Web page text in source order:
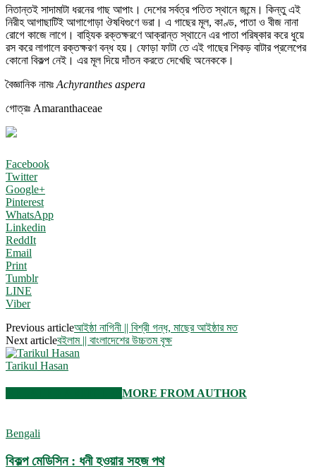
নিতান্তই সাদামাটা ধরনের গাছ আপাং। দেশের সর্বত্র পতিত স্থানে জন্মে। কিন্তু এই
নিরীহ আগাছাটিই আগাগোড়া ঔষধিগুণে ভরা। এ গাছের মূল, কাণ্ড, পাতা ও বীজ নানা
রোগে কাজে লাগে। বাহ্যিক রক্তক্ষরণে আক্রান্ত স্থানেে এর পাতা পরিষ্কার করে ধুয়ে
রস করে লাগালে রক্তক্ষরণ বন্ধ হয়। ফোড়া ফাটা তে এই গাছের শিকড় বাটার প্রলেপের
কোনো বিকল্প নেই। এর মূল দিয়ে দাঁতন করতে দেখেছি অনেককে।
বৈজ্ঞানিক নামঃ Achyranthes aspera
গোত্রঃ Amaranthaceae
Facebook
Twitter
Google+
Pinterest
WhatsApp
Linkedin
ReddIt
Email
Print
Tumblr
LINE
Viber
Previous articleআইষ্ঠা নাগিনী || বিশ্রী গন্ধ, মাছের আইষ্ঠার মত
Next articleবইলাম || বাংলাদেশের উচ্চতম বৃক্ষ
Tarikul Hasan
MORE FROM AUTHOR
Bengali
বিকল্প মেডিসিন : ধনী হওয়ার সহজ পথ